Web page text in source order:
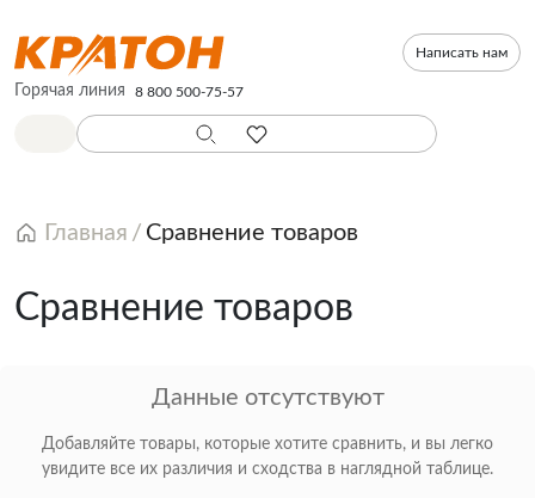
Написать нам
Горячая линия 8 800 500-75-57
Главная Сравнение товаров
Сравнение товаров
Данные отсутствуют
Добавляйте товары, которые хотите сравнить, и вы легко
увидите все их различия и сходства в наглядной таблице.